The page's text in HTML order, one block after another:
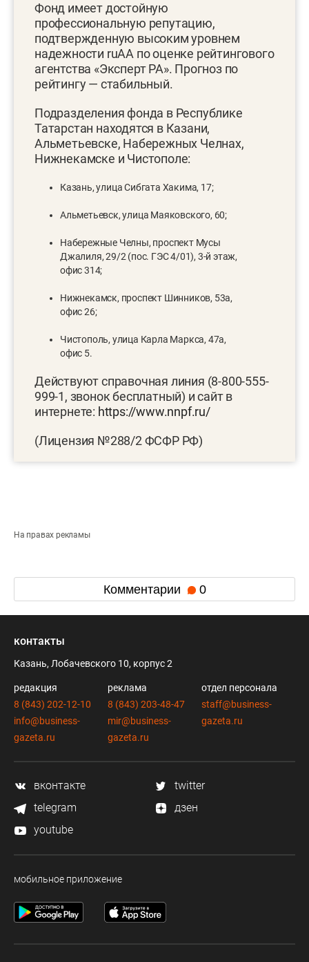
Фонд имеет достойную
профессиональную репутацию,
подтвержденную высоким уровнем
надежности ruAА по оценке рейтингового
агентства «Эксперт РА». Прогноз по
рейтингу — стабильный.
Подразделения фонда в Республике
Татарстан находятся в Казани,
Альметьевске, Набережных Челнах,
Нижнекамске и Чистополе:
Казань, улица Сибгата Хакима, 17;
Альметьевск, улица Маяковского, 60;
Набережные Челны, проспект Мусы
Джалиля, 29/2 (пос. ГЭС 4/01), 3-й этаж,
офис 314;
Нижнекамск, проспект Шинников, 53а,
офис 26;
Чистополь, улица Карла Маркса, 47а,
офис 5.
Действуют справочная линия (8-800-555-
999-1, звонок бесплатный) и сайт в
интернете: https://www.nnpf.ru/
(Лицензия №288/2 ФСФР РФ)
На правах рекламы
Комментарии 0
контакты
Казань, Лобачевского 10, корпус 2
редакция
8 (843) 202-12-10
info@business-
gazeta.ru
реклама
8 (843) 203-48-47
mir@business-
gazeta.ru
отдел персонала
staff@business-
gazeta.ru
вконтакте
twitter
telegram
дзен
youtube
мобильное приложение